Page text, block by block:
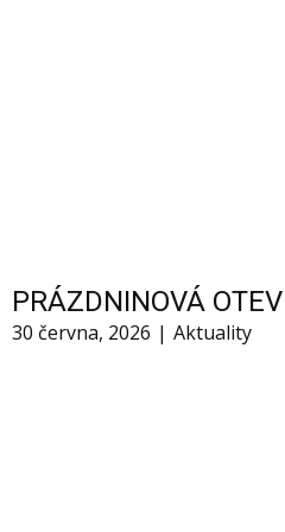
PRÁZDNINOVÁ
30 června, 2026 Aktuality